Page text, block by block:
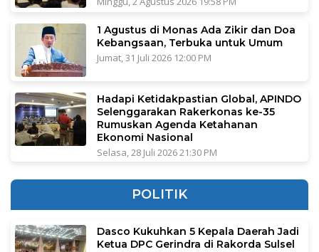
1 Agustus di Monas Ada Zikir dan Doa
Kebangsaan, Terbuka untuk Umum
Jumat, 31 Juli 2026 12:00 PM
Hadapi Ketidakpastian Global, APINDO
Selenggarakan Rakerkonas ke-35
Rumuskan Agenda Ketahanan
Ekonomi Nasional
Selasa, 28 Juli 2026 21:30 PM
POLITIK
Dasco Kukuhkan 5 Kepala Daerah Jadi
Ketua DPC Gerindra di Rakorda Sulsel